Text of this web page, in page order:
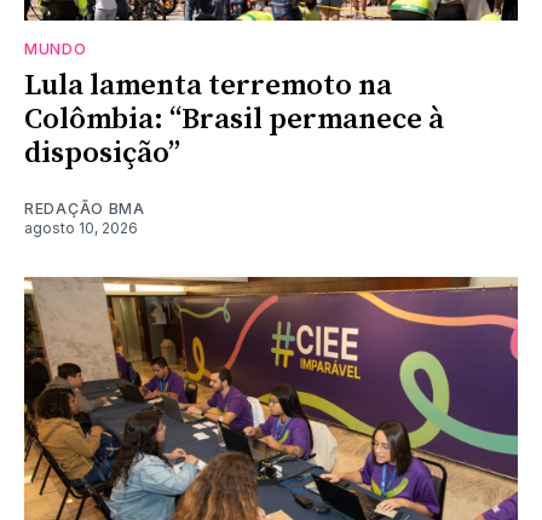
MUNDO
Lula lamenta terremoto na
Colômbia: “Brasil permanece à
disposição”
REDAÇÃO BMA
agosto 10, 2026